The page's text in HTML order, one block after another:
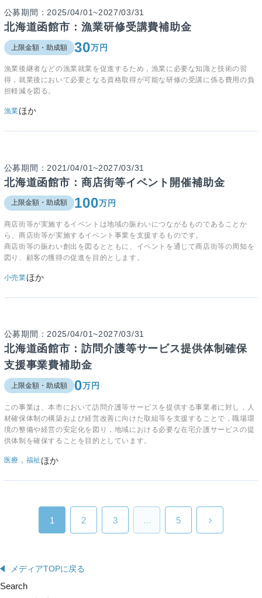
公募期間：2025/04/01~2027/03/31
北海道函館市：漁業研修受講費補助金
上限金額・助成額 30万円
漁業後継者などの漁業就業を促進するため，漁業に必要な知識と技術の習
得，就業後において必要となる資格取得が可能な研修の受講に係る費用の負
担軽減を図る。
漁業ほか
公募期間：2021/04/01~2027/03/31
北海道函館市：商店街等イベント開催補助金
上限金額・助成額 100万円
商店街等が実施するイベントは地域の賑わいにつながるものであることか
ら、商店街等が実施するイベント事業を支援するものです。
商店街等の賑わい創出を図るとともに、イベントを通じて商店街等の周知を
図り、顧客の獲得の促進を目的とします。
小売業ほか
公募期間：2025/04/01~2027/03/31
北海道函館市：訪問介護等サービス提供体制確保
支援事業費補助金
上限金額・助成額 0万円
この事業は、本市において訪問介護等サービスを提供する事業者に対し，人
材確保体制の構築および経営改善に向けた取組等を支援することで，職場環
境の整備や経営の安定化を図り，地域における必要な在宅介護サービスの提
供体制を確保することを目的としています。
医療，福祉ほか
1 2 3 … 5
メディアTOPに戻る
Search